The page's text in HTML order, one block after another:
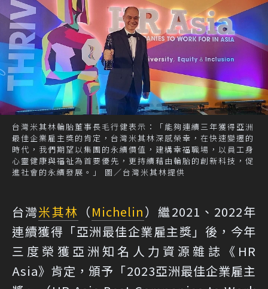
台灣米其林輪胎董事長毛行健表示：「能夠連續三年獲得亞洲
最佳企業雇主獎的肯定，台灣米其林深感榮幸，在快速變遷的
時代，我們期望以集團的永續價值，建構幸福職場，以員工身
心靈健康與福祉為首要優先，更持續藉由輪胎的創新科技，促
進社會的永續發展。」 圖／台灣米其林提供
台灣米其林 （Michelin）繼2021、2022年
連續獲得「亞洲最佳企業雇主獎」後，今年
三度榮獲亞洲知名人力資源雜誌《HR
Asia》肯定，頒予「2023亞洲最佳企業雇主